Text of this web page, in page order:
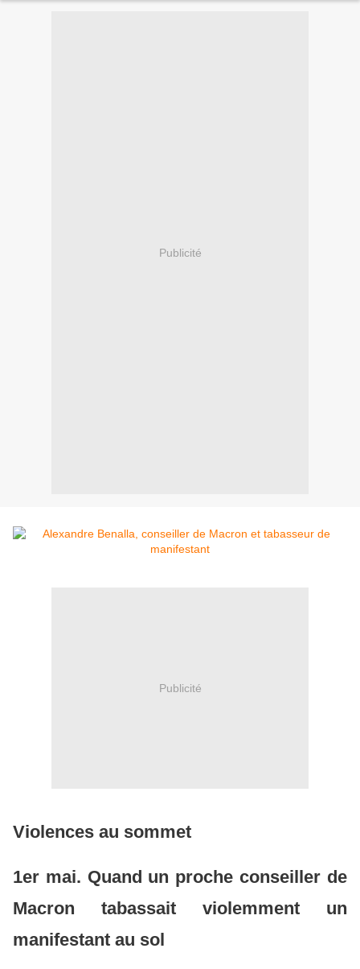
Publicité
Publicité
Violences au sommet
1er mai. Quand un proche conseiller de
Macron tabassait violemment un
manifestant au sol